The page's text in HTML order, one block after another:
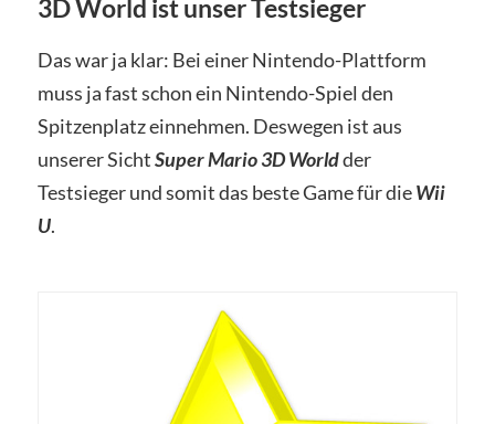
3D World ist unser Testsieger
Das war ja klar: Bei einer Nintendo-Plattform
muss ja fast schon ein Nintendo-Spiel den
Spitzenplatz einnehmen. Deswegen ist aus
unserer SichtSuper Mario 3D Worldder
Testsieger und somit das beste Game für dieWii
U.